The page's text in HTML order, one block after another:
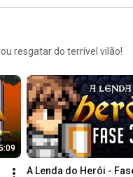
resgatar do terrível vilão!
A Lenda do Herói -